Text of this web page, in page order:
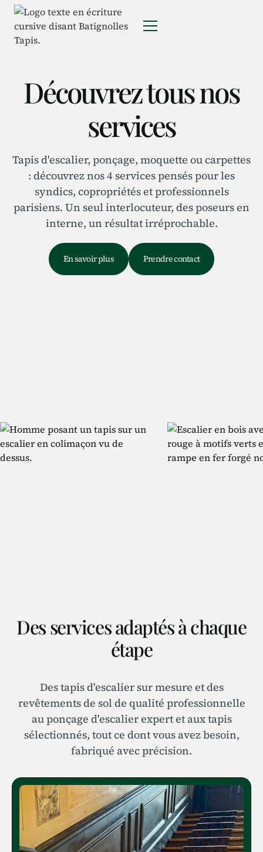
Découvrez tous nos
services
Tapis d'escalier, ponçage, moquette ou carpettes
: découvrez nos 4 services pensés pour les
syndics, copropriétés et professionnels
parisiens. Un seul interlocuteur, des poseurs en
interne, un résultat irréprochable.
En savoir plus Prendre contact
Des services adaptés à chaque
étape
Des tapis d'escalier sur mesure et des
revêtements de sol de qualité professionnelle
au ponçage d'escalier expert et aux tapis
sélectionnés, tout ce dont vous avez besoin,
fabriqué avec précision.